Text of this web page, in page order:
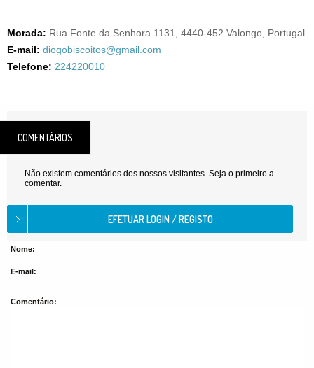
Morada: Rua Fonte da Senhora 1131, 4440-452 Valongo, Portugal
E-mail: diogobiscoitos@gmail.com
Telefone: 224220010
COMENTÁRIOS
Não existem comentários dos nossos visitantes. Seja o primeiro a
comentar.
Nome:
E-mail:
Comentário: